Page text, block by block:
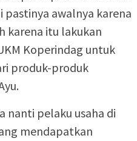
awalnya karena
karena itu lakukan
Koperindag untuk
produk-produk
nanti pelaku usaha di
mendapatkan